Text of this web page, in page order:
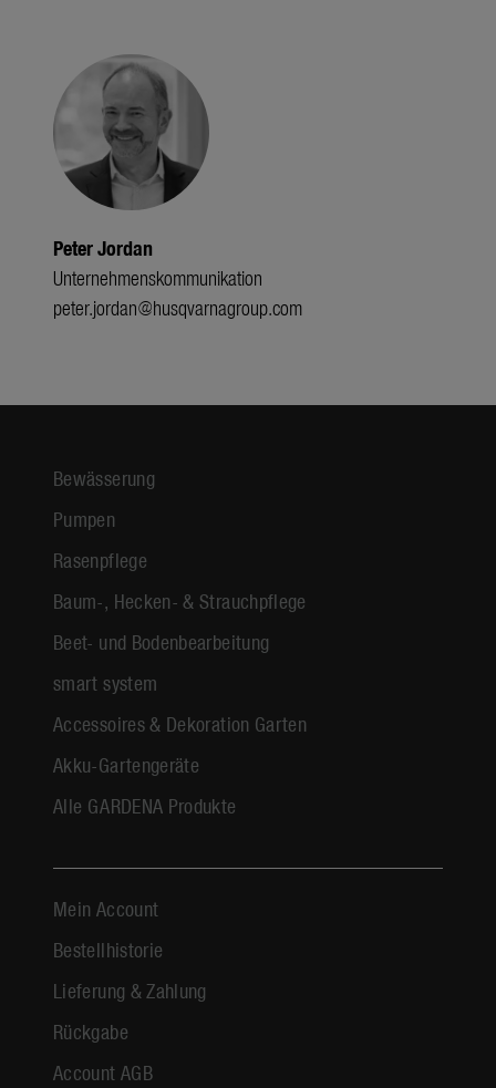
Peter Jordan
Unternehmenskommunikation
peter.jordan@husqvarnagroup.com
Bewässerung
Pumpen
Rasenpflege
Baum-, Hecken- & Strauchpflege
Beet- und Bodenbearbeitung
smart system
Accessoires & Dekoration Garten
Akku-Gartengeräte
Alle GARDENA Produkte
Mein Account
Bestellhistorie
Lieferung & Zahlung
Rückgabe
Account AGB